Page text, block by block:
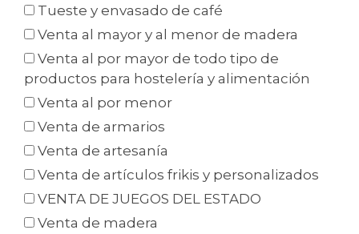
Tueste y envasado de café
Venta al mayor y al menor de madera
Venta al por mayor de todo tipo de
productos para hostelería y alimentación
Venta al por menor
Venta de armarios
Venta de artesanía
Venta de artículos frikis y personalizados
VENTA DE JUEGOS DEL ESTADO
Venta de madera